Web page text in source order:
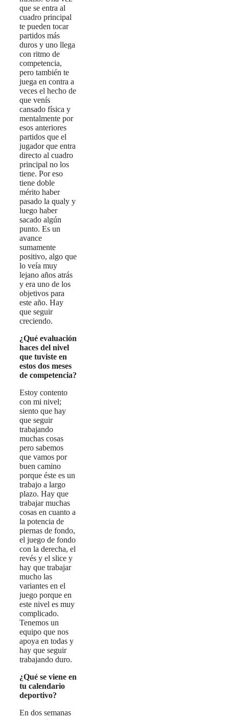
que se entra al
cuadro principal
te pueden tocar
partidos más
duros y uno llega
con ritmo de
competencia,
pero también te
juega en contra a
veces el hecho de
que venís
cansado física y
mentalmente por
esos anteriores
partidos que el
jugador que entra
directo al cuadro
principal no los
tiene. Por eso
tiene doble
mérito haber
pasado la qualy y
luego haber
sacado algún
punto. Es un
avance
sumamente
positivo, algo que
lo veía muy
lejano años atrás
y era uno de los
objetivos para
este año. Hay
que seguir
creciendo.
¿Qué evaluación
haces del nivel
que tuviste en
estos dos meses
de competencia?
Estoy contento
con mi nivel;
siento que hay
que seguir
trabajando
muchas cosas
pero sabemos
que vamos por
buen camino
porque éste es un
trabajo a largo
plazo. Hay que
trabajar muchas
cosas en cuanto a
la potencia de
piernas de fondo,
el juego de fondo
con la derecha, el
revés y el slice y
hay que trabajar
mucho las
variantes en el
juego porque en
este nivel es muy
complicado.
Tenemos un
equipo que nos
apoya en todas y
hay que seguir
trabajando duro.
¿Qué se viene en
tu calendario
deportivo?
En dos semanas